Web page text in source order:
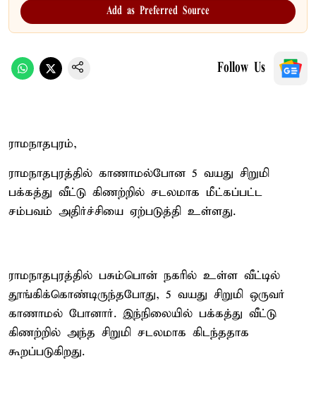
Add as Preferred Source
Follow Us
ராமநாதபுரம்,
ராமநாதபுரத்தில் காணாமல்போன 5 வயது சிறுமி
பக்கத்து வீட்டு கிணற்றில் சடலமாக மீட்கப்பட்ட
சம்பவம் அதிர்ச்சியை ஏற்படுத்தி உள்ளது.
ராமநாதபுரத்தில் பசும்பொன் நகரில் உள்ள வீட்டில்
தூங்கிக்கொண்டிருந்தபோது, 5 வயது சிறுமி ஒருவர்
காணாமல் போனார். இந்நிலையில் பக்கத்து வீட்டு
கிணற்றில் அந்த சிறுமி சடலமாக கிடந்ததாக
கூறப்படுகிறது.